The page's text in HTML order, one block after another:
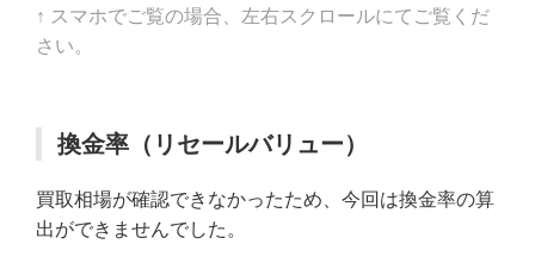
↑ スマホでご覧の場合、左右スクロールにてご覧くだ
さい。
換金率（リセールバリュー）
買取相場が確認できなかったため、今回は換金率の算
出ができませんでした。